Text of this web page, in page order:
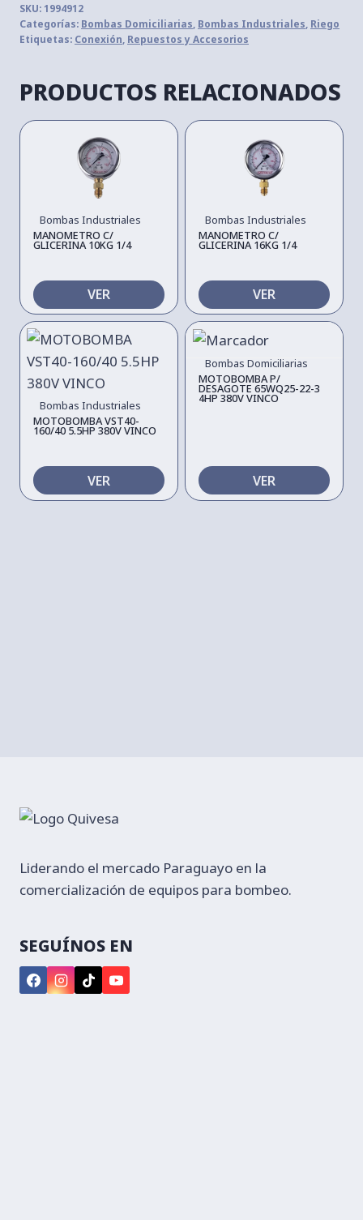
SKU: 1994912
Categorías: Bombas Domiciliarias Bombas Industriales Riego
Etiquetas: Conexión Repuestos y Accesorios
PRODUCTOS RELACIONADOS
Bombas Industriales
MANOMETRO C/
GLICERINA 10KG 1/4
VER
Bombas Industriales
MANOMETRO C/
GLICERINA 16KG 1/4
VER
Bombas Industriales
MOTOBOMBA VST40-
160/40 5.5HP 380V VINCO
VER
Bombas Domiciliarias
MOTOBOMBA P/
DESAGOTE 65WQ25-22-3
4HP 380V VINCO
VER
Liderando el mercado Paraguayo en la
comercialización de equipos para bombeo.
SEGUÍNOS EN